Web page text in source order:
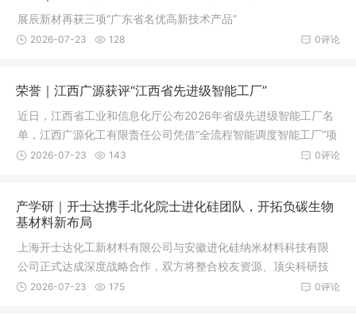
展辰新材再获三项“广东省名优高新技术产品”
0评论
2026-07-23 128
荣誉｜江西广源获评“江西省先进级智能工厂”
近日，江西省工业和信息化厅公布2026年省级先进级智能工厂名
单，江西广源化工有限责任公司凭借“全流程智能调度智能工厂”项
目获评“先进级智能工厂”。
0评论
2026-07-23 143
产学研｜开士达携手北化院士进化硅团队，开拓负碳生物
基材料新布局
上海开士达化工新材料有限公司与安徽进化硅纳米材料科技有限
公司正式达成深度战略合作，双方将整合校友资源、顶尖科研技
术与绿色新材料产能，共同布局负碳生物基白炭黑全产业链，助
0评论
2026-07-23 175